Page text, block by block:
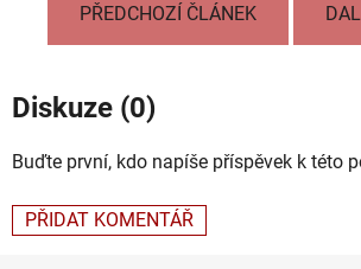
PŘEDCHOZÍ ČLÁNEK
Diskuze (0)
Buďte první, kdo napíše příspěvek k této
PŘIDAT KOMENTÁŘ